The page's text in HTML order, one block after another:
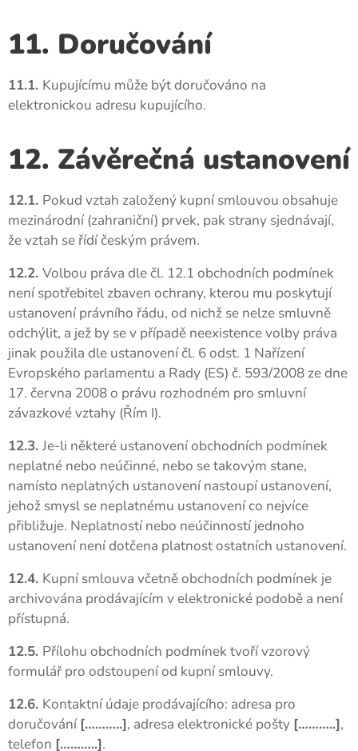
11. Doručování
11.1. Kupujícímu může být doručováno na
elektronickou adresu kupujícího.
12. Závěrečná ustanovení
12.1. Pokud vztah založený kupní smlouvou obsahuje
mezinárodní (zahraniční) prvek, pak strany sjednávají,
že vztah se řídí českým právem.
12.2. Volbou práva dle čl. 12.1 obchodních podmínek
není spotřebitel zbaven ochrany, kterou mu poskytují
ustanovení právního řádu, od nichž se nelze smluvně
odchýlit, a jež by se v případě neexistence volby práva
jinak použila dle ustanovení čl. 6 odst. 1 Nařízení
Evropského parlamentu a Rady (ES) č. 593/2008 ze dne
17. června 2008 o právu rozhodném pro smluvní
závazkové vztahy (Řím I).
12.3. Je-li některé ustanovení obchodních podmínek
neplatné nebo neúčinné, nebo se takovým stane,
namísto neplatných ustanovení nastoupí ustanovení,
jehož smysl se neplatnému ustanovení co nejvíce
přibližuje. Neplatností nebo neúčinností jednoho
ustanovení není dotčena platnost ostatních ustanovení.
12.4. Kupní smlouva včetně obchodních podmínek je
archivována prodávajícím v elektronické podobě a není
přístupná.
12.5. Přílohu obchodních podmínek tvoří vzorový
formulář pro odstoupení od kupní smlouvy.
12.6. Kontaktní údaje prodávajícího: adresa pro
doručování[………..], adresa elektronické pošty [………..],
telefon [………..].